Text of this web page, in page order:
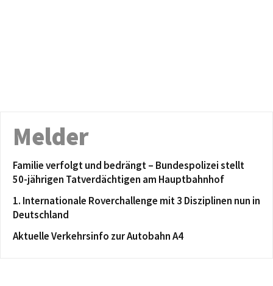
Melder
Familie verfolgt und bedrängt – Bundespolizei stellt
50-jährigen Tatverdächtigen am Hauptbahnhof
1. Internationale Roverchallenge mit 3 Disziplinen nun in
Deutschland
Aktuelle Verkehrsinfo zur Autobahn A4